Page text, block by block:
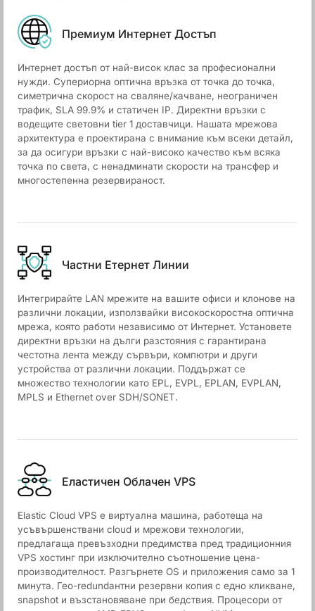
Премиум Интернет Достъп
Интернет достъп от най-висок клас за професионални
нужди. Супериорна оптична връзка от точка до точка,
симетрична скорост на сваляне/качване, неограничен
трафик, SLA 99.9% и статичен IP. Директни връзки с
водещите световни tier 1 доставчици. Нашата мрежова
архитектура е проектирана с внимание към всеки детайл,
за да осигури връзки с най-високо качество към всяка
точка по света, с ненадминати скорости на трансфер и
многостепенна резервираност.
Частни Етернет Линии
Интегрирайте LAN мрежите на вашите офиси и клонове на
различни локации, използвайки високоскоростна оптична
мрежа, която работи независимо от Интернет. Установете
директни връзки на дълги разстояния с гарантирана
честотна лента между сървъри, компютри и други
устройства от различни локации. Поддържат се
множество технологии като EPL, EVPL, EPLAN, EVPLAN,
MPLS и Ethernet over SDH/SONET.
Еластичен Облачен VPS
Elastic Cloud VPS е виртуална машина, работеща на
усъвършенствани cloud и мрежови технологии,
предлагаща превъзходни предимства пред традиционния
VPS хостинг при изключително съотношение цена-
производителност. Разгърнете OS и приложения само за 1
минута. Гео-redundантни резервни копия с едно кликване,
snapshot и възстановяване при бедствия. Процесори от